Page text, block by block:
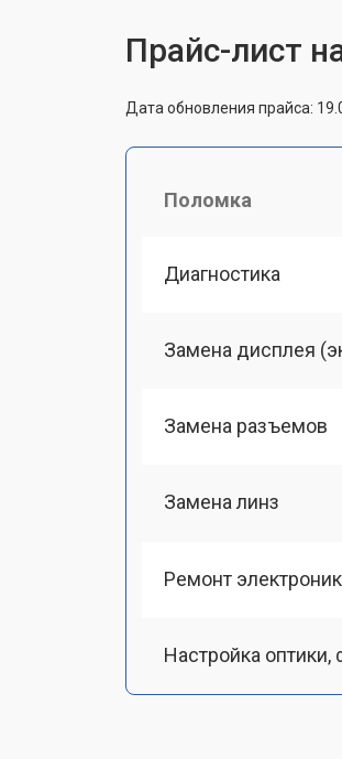
Прайс-лист
Дата обновления прайса:
Поломка
Диагностика
Замена дисплея
Замена разъемов
Замена линз
Ремонт
Настройка оптики,